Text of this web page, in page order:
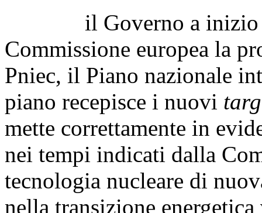
il Governo a inizio
Commissione europea la
Pniec, il Piano nazionale
piano recepisce i nuovi
mette correttamente in
nei tempi indicati dalla
tecnologia nucleare di
nella transizione energetica